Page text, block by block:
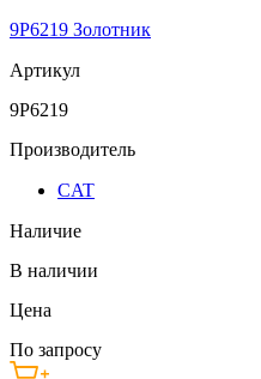
9P6219 Золотник
Артикул
9P6219
Производитель
CAT
Наличие
В наличии
Цена
По запросу